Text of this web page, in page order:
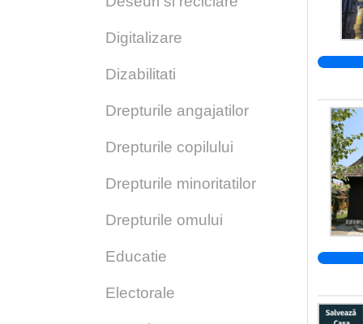
Digitalizare
Dizabilitati
Drepturile angajatilor
Drepturile copilului
Drepturile minoritatilor
Drepturile omului
Educatie
Electorale